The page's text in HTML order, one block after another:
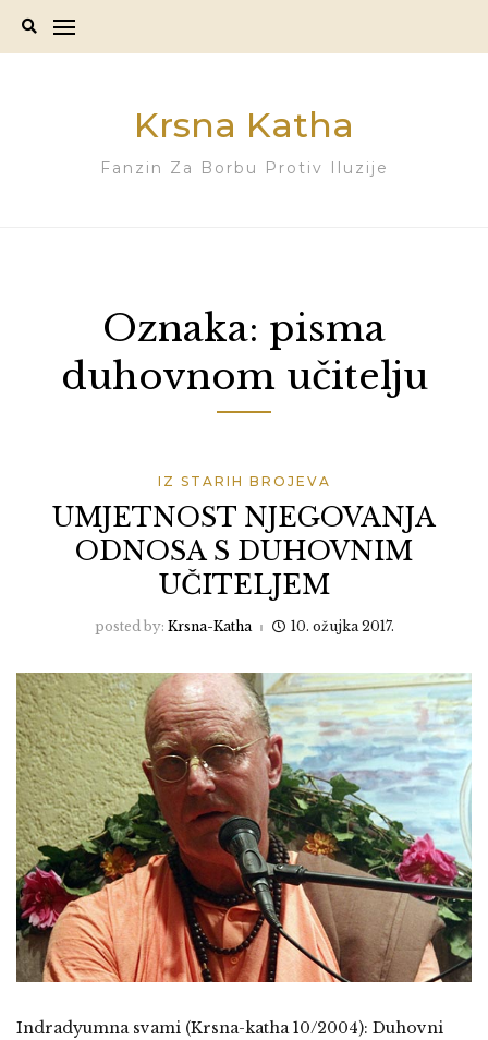
Krsna Katha
Fanzin Za Borbu Protiv Iluzije
Oznaka: pisma
duhovnom učitelju
IZ STARIH BROJEVA
UMJETNOST NJEGOVANJA
ODNOSA S DUHOVNIM
UČITELJEM
posted by: Krsna-Katha 10. ožujka 2017.
Indradyumna svami (Krsna-katha 10/2004): Duhovni